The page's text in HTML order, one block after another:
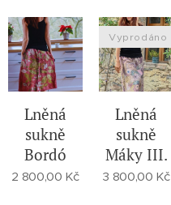
Lněná
sukně
Bordó
2 800,00 Kč
Lněná
sukně
Máky III.
Vyprodáno
3 800,00 Kč